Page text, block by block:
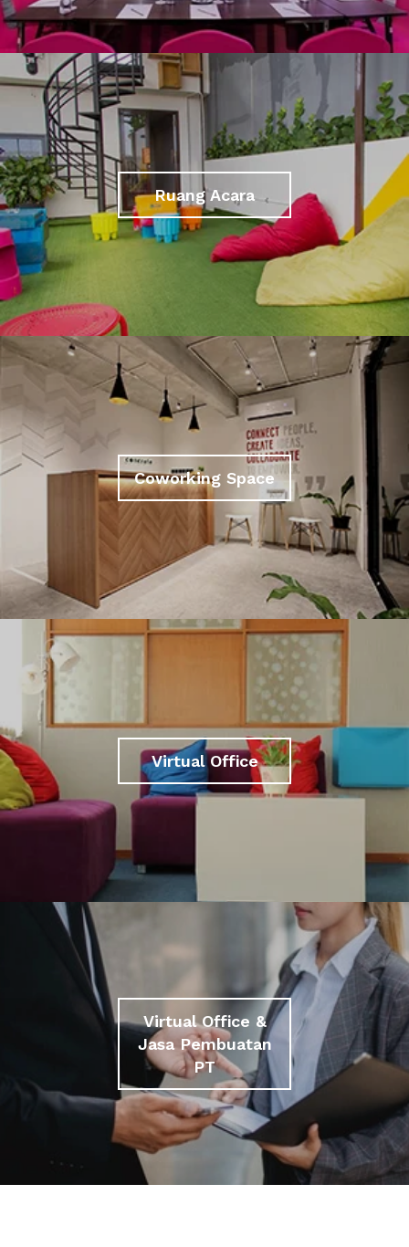
Ruang Acara
Coworking Space
Virtual Office
Virtual Office &
Jasa Pembuatan
PT